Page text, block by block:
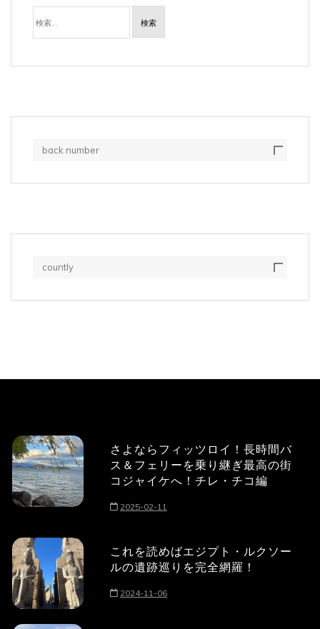
検
索:
back number
countly
さよならフィッツロイ！長時間バ
ス＆フェリーを乗り継ぎ最高の街
コジャイケへ！チレ・チコ編
2025-02-11
これを読めばエジプト・ルクソー
ルの遺跡巡りを完全網羅！
2024-11-06